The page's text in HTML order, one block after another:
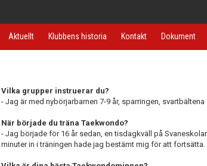
Aktuellt Klubbens historia Kontakt Dokument
Vilka grupper instruerar du?
- Jag är med nybörjarbarnen 7-9 år, sparringen,
När började du träna Taekwondo?
- Jag började för 16 år sedan, en tisdagkväll på
minuter in i träningen hade jag bestämt mig för att fortsätta.